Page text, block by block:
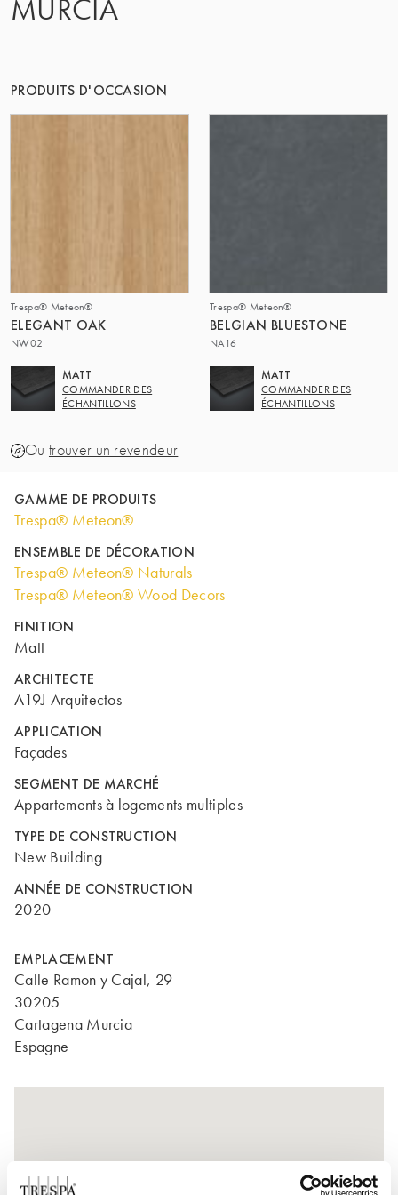
MURCIA
PRODUITS D'OCCASION
Trespa® Meteon®
ELEGANT OAK
NW02
MATT
COMMANDER DES
ÉCHANTILLONS
Trespa® Meteon®
BELGIAN BLUESTONE
NA16
MATT
COMMANDER DES
ÉCHANTILLONS
Ou trouver un revendeur
GAMME DE PRODUITS
Trespa® Meteon®
ENSEMBLE DE DÉCORATION
Trespa® Meteon® Naturals
Trespa® Meteon® Wood Decors
FINITION
Matt
ARCHITECTE
A19J Arquitectos
APPLICATION
Façades
SEGMENT DE MARCHÉ
Appartements à logements multiples
TYPE DE CONSTRUCTION
New Building
ANNÉE DE CONSTRUCTION
2020
EMPLACEMENT
Calle Ramon y Cajal, 29
30205
Cartagena Murcia
Espagne